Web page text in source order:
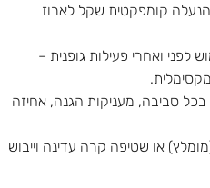
הנעלה קומפקטית שקל לארוז
לפני ואחרי פעילות גופנית –
בכל סביבה, מעניקות הגנה, אחיזה
או שטיפה קרה עדינה וייבוש